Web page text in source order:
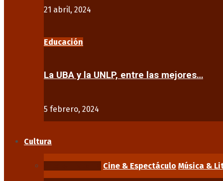
21 abril, 2024
Educación
La UBA y la UNLP, entre las mejores…
5 febrero, 2024
Cultura
Cine & Espectáculo Música &